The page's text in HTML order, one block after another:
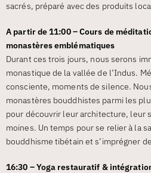
sacrés, préparé avec des produits
A partir de 11:00 – Cours de
monastères emblématiques
Durant ces trois jours, nous serons
monastique de la vallée de l’Indus.
consciente, moments de silence.
monastères bouddhistes parmi les
pour découvrir leur architecture, leur
moines. Un temps pour se relier à la
bouddhisme tibétain et s’imprégner
16:30 – Yoga restauratif &